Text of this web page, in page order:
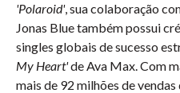
'Polaroid', sua colaboração
Jonas Blue também possui
singles globais de sucesso
My Heart'de Ava Max. Com
mais de 92 milhões de